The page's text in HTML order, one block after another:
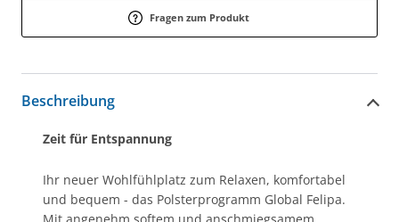
Fragen zum Produkt
Beschreibung
Zeit für Entspannung
Ihr neuer Wohlfühlplatz zum Relaxen, komfortabel
und bequem - das Polsterprogramm Global Felipa.